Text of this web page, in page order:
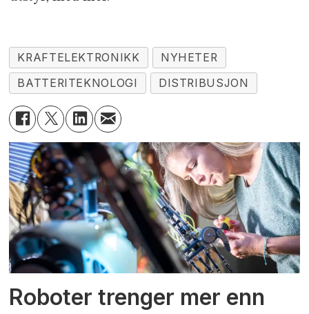
KRAFTELEKTRONIKK
NYHETER
BATTERITEKNOLOGI
DISTRIBUSJON
Roboter trenger mer enn